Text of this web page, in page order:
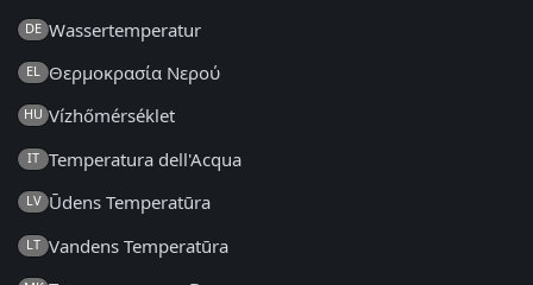
DE Wassertemperatur
EL Θερμοκρασία Νερού
HU Vízhőmérséklet
IT Temperatura dell'Acqua
LV Ūdens Temperatūra
LT Vandens Temperatūra